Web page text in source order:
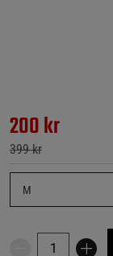
200 kr
399 kr
M